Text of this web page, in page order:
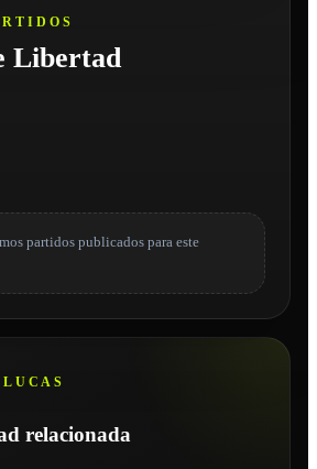
Libertad
partidos publicados para este
relacionada